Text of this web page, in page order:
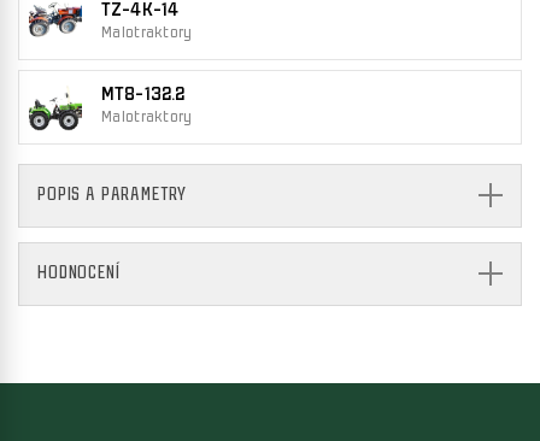
TZ-4K-14
Malotraktory
MT8-132.2
Malotraktory
POPIS A PARAMETRY
HODNOCENÍ